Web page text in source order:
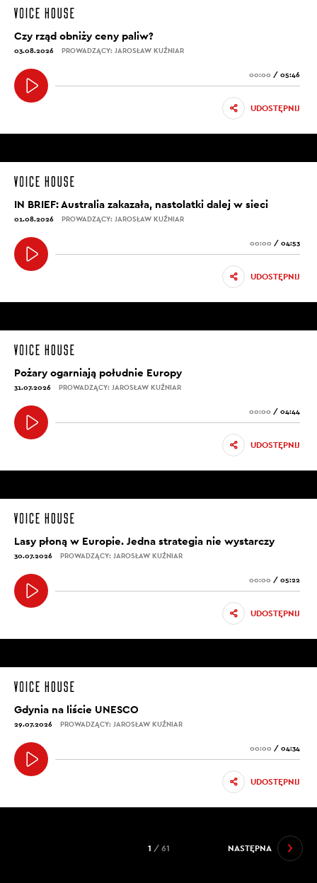
Czy rząd obniży ceny paliw?
03.08.2026 PROWADZĄCY: JAROSŁAW KUŹNIAR
00:00 / 05:46
UDOSTĘPNIJ
IN BRIEF: Australia zakazała, nastolatki dalej w sieci
01.08.2026 PROWADZĄCY: JAROSŁAW KUŹNIAR
00:00 / 04:53
UDOSTĘPNIJ
Pożary ogarniają południe Europy
31.07.2026 PROWADZĄCY: JAROSŁAW KUŹNIAR
00:00 / 04:44
UDOSTĘPNIJ
Lasy płoną w Europie. Jedna strategia nie wystarczy
30.07.2026 PROWADZĄCY: JAROSŁAW KUŹNIAR
00:00 / 05:22
UDOSTĘPNIJ
Gdynia na liście UNESCO
29.07.2026 PROWADZĄCY: JAROSŁAW KUŹNIAR
00:00 / 04:34
UDOSTĘPNIJ
NASTĘPNA
1 / 61